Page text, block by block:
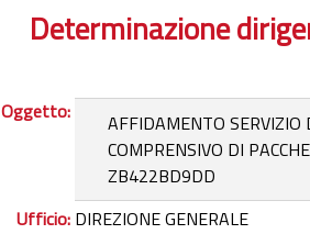
Determinazione
Oggetto:
AFFIDAMENTO SERVIZIO
COMPRENSIVO DI
ZB422BD9DD
Ufficio: DIREZIONE GENERALE